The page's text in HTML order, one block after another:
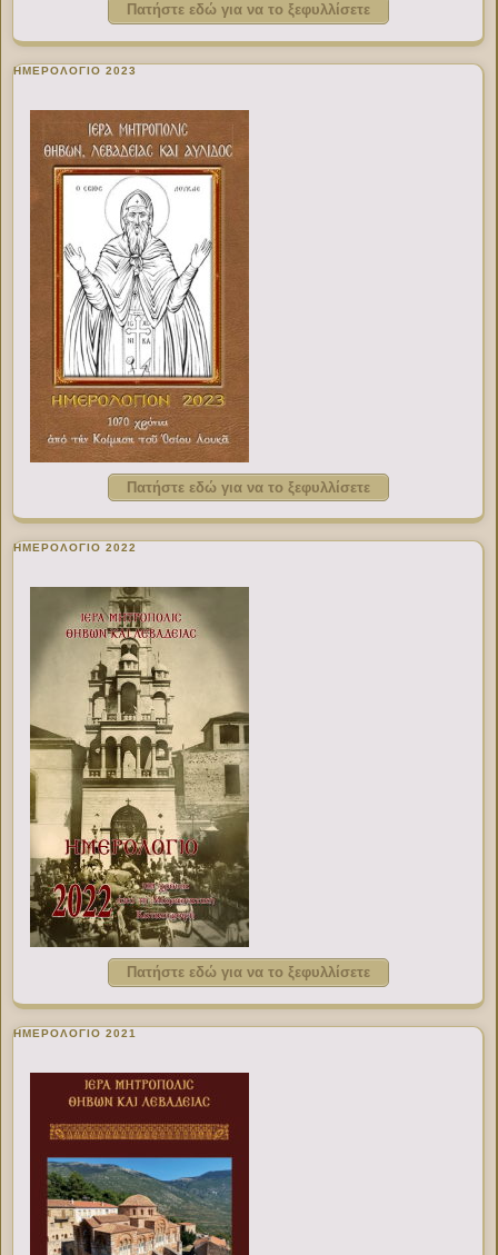
Πατήστε εδώ για να το ξεφυλλίσετε
ΗΜΕΡΟΛΟΓΙΟ 2023
Πατήστε εδώ για να το ξεφυλλίσετε
ΗΜΕΡΟΛΟΓΙΟ 2022
Πατήστε εδώ για να το ξεφυλλίσετε
ΗΜΕΡΟΛΟΓΙΟ 2021